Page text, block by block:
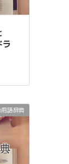
ラ
語辞典